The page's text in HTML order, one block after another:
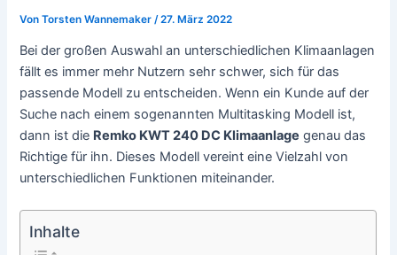
VonTorsten Wannemaker /27. März 2022
Bei der großen Auswahl an unterschiedlichen Klimaanlagen
fällt es immer mehr Nutzern sehr schwer, sich für das
passende Modell zu entscheiden. Wenn ein Kunde auf der
Suche nach einem sogenannten Multitasking Modell ist,
dann ist die Remko KWT 240 DC Klimaanlage genau das
Richtige für ihn. Dieses Modell vereint eine Vielzahl von
unterschiedlichen Funktionen miteinander.
Inhalte